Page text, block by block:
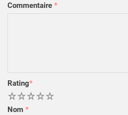
Commentaire *
Rating*
5
4
3
2
Nom *